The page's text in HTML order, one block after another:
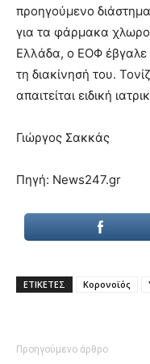
προηγούμενο
για τα φάρμακα
Ελλάδα, ο ΕΟΦ έβγαλε
τη διακίνησή του.
απαιτείται ειδική
Γιώργος Σακκάς
Πηγή: News247.gr
ΕΤΙΚΕΤΕΣ Κορονοϊός
Προηγούμενο άρθρο